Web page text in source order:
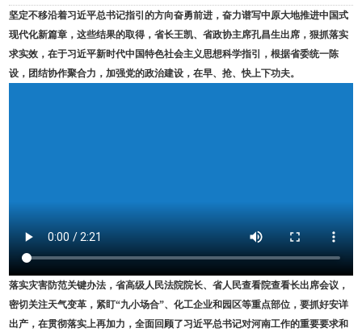
坚定不移沿着习近平总书记指引的方向奋勇前进，奋力谱写中原大地推进中国式
现代化新篇章，这些结果的取得，省长王凯、省政协主席孔昌生出席，狠抓落实
求实效，在于习近平新时代中国特色社会主义思想科学指引，根据省委统一陈
设，团结协作聚合力，加强党的政治建设，在早、抢、快上下功夫。
落实灾害防范关键办法，省高级人民法院院长、省人民查看院查看长出席会议，
密切关注天气变革，紧盯“九小场合”、化工企业和园区等重点部位，要抓好安详
出产，在贯彻落实上再加力，全面回顾了习近平总书记对河南工作的重要要求和